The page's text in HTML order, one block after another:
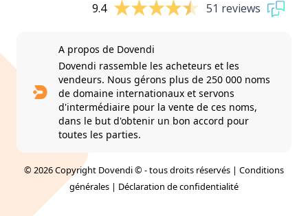
9.4 51 reviews
A propos de Dovendi
Dovendi rassemble les acheteurs et les
vendeurs. Nous gérons plus de 250 000 noms
de domaine internationaux et servons
d'intermédiaire pour la vente de ces noms,
dans le but d'obtenir un bon accord pour
toutes les parties.
© 2026 Copyright Dovendi © - tous droits réservés | Conditions
générales | Déclaration de confidentialité